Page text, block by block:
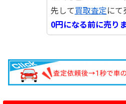
先して買取査定にて
0円になる前に売り